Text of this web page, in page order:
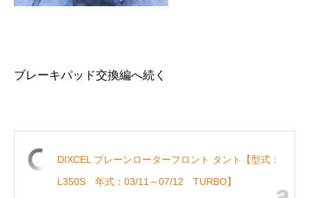
ブレーキパッド交換編へ続く
DIXCEL プレーンローターフロント タント【型式：
L350S 年式：03/11～07/12 TURBO】